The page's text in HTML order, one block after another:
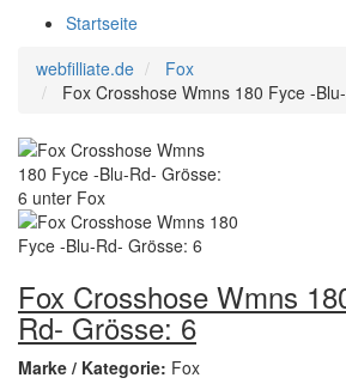
Startseite
webfilliate.de
Fox
Fox Crosshose Wmns 180 Fyce -
Fox Crosshose Wmns
Rd- Grösse: 6
Marke / Kategorie: Fox